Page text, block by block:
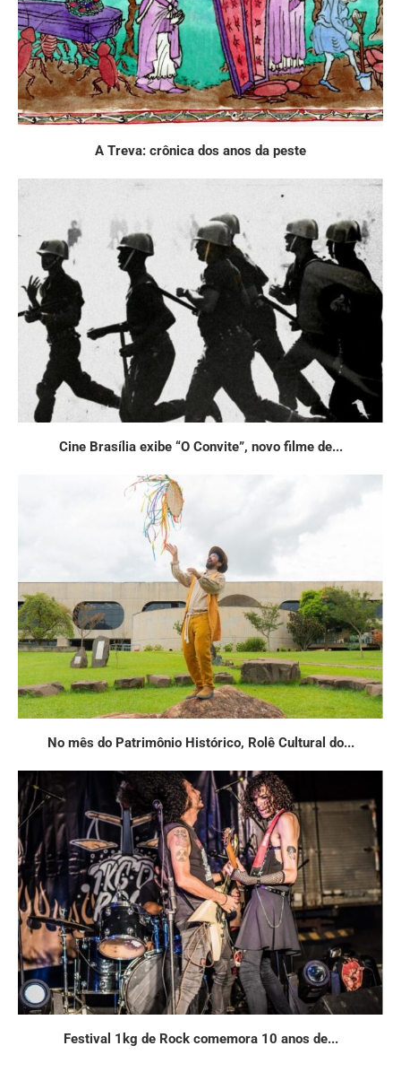
A Treva: crônica dos anos da peste
Cine Brasília exibe “O Convite”, novo filme de...
No mês do Patrimônio Histórico, Rolê Cultural do...
Festival 1kg de Rock comemora 10 anos de...